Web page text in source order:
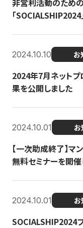
非営利活動のため
「
2024.10.10 お
2024年7月ネットプ
果を公開しました
2024.10.01 お
【一次助成終了】
無料セミナーを開催
2024.10.01 お
SOCIALSHIP2024